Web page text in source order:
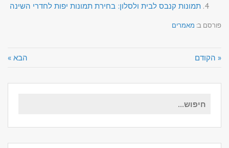
תמונות קנבס לבית ולסלון: בחירת תמונות יפות לחדרי השינה
פורסם ב: מאמרים
« הקודם הבא »
חיפוש